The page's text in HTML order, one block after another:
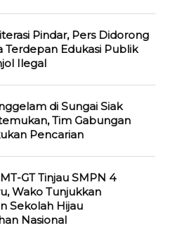
Pindar, Pers Didorong
Terdepan Edukasi Publik
Ilegal
di Sungai Siak
Tim Gabungan
Pencarian
GT Tinjau SMPN 4
Wako Tunjukkan
Sekolah Hijau
Nasional